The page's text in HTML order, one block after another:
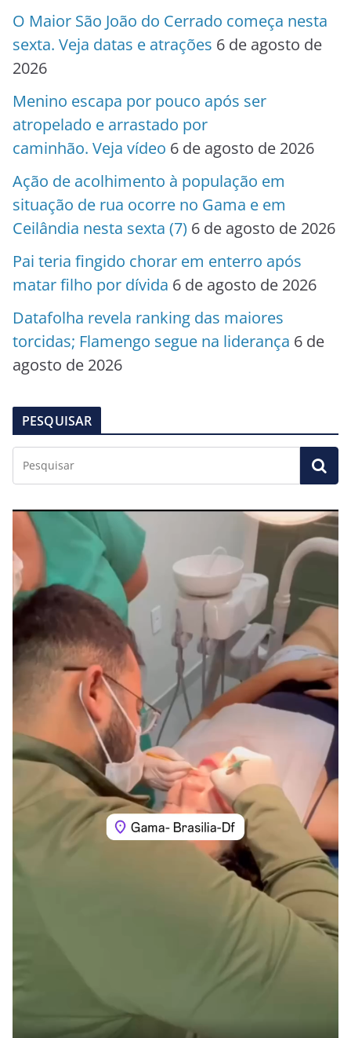
O Maior São João do Cerrado começa nesta
sexta. Veja datas e atrações 6 de agosto de
2026
Menino escapa por pouco após ser
atropelado e arrastado por
caminhão. Veja vídeo 6 de agosto de 2026
Ação de acolhimento à população em
situação de rua ocorre no Gama e em
Ceilândia nesta sexta (7) 6 de agosto de 2026
Pai teria fingido chorar em enterro após
matar filho por dívida 6 de agosto de 2026
Datafolha revela ranking das maiores
torcidas; Flamengo segue na liderança 6 de
agosto de 2026
PESQUISAR